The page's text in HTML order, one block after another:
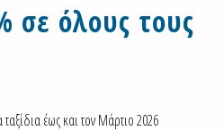
σε όλους τους
ταξίδια έως και τον Μάρτιο 2026